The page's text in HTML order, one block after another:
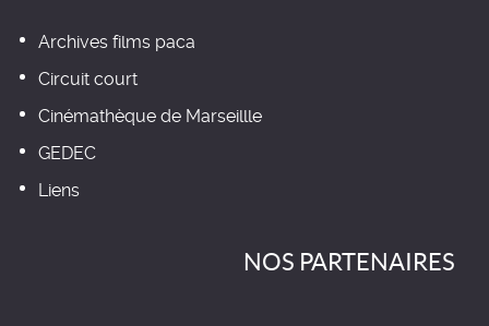
Archives films paca
Circuit court
Cinémathèque de Marseillle
GEDEC
Liens
NOS PARTENAIRES